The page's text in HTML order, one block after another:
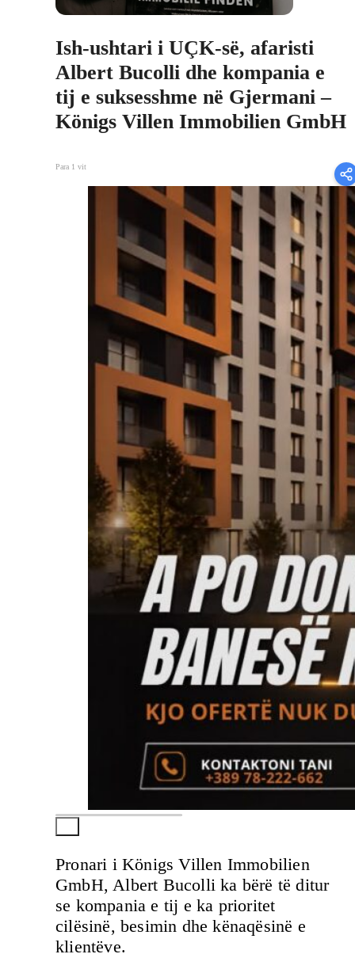
Ish-ushtari i UÇK-së, afaristi
Albert Bucolli dhe kompania e
tij e suksesshme në Gjermani –
Königs Villen Immobilien GmbH
Para 1 vit
Pronari i Königs Villen Immobilien
GmbH, Albert Bucolli ka bërë të ditur
se kompania e tij e ka prioritet
cilësinë, besimin dhe kënaqësinë e
klientëve.